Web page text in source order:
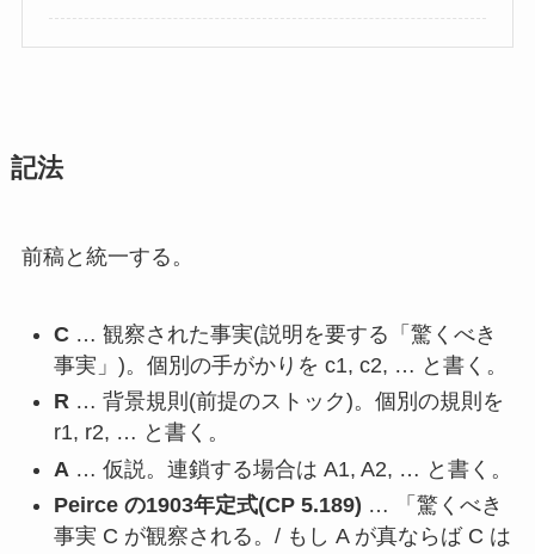
記法
前稿と統一する。
C… 観察された事実(説明を要する「驚くべき
事実」)。個別の手がかりを c1, c2, … と書く。
R… 背景規則(前提のストック)。個別の規則を
r1, r2, … と書く。
A … 仮説。連鎖する場合は A1, A2, … と書く。
Peirce の1903年定式(CP 5.189) … 「驚くべき
事実 C が観察される。/ もし A が真ならば C は